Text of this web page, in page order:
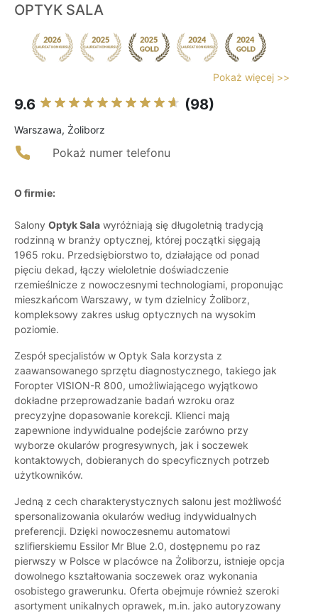
OPTYK SALA
Pokaż więcej >>
9.6 (98)
Warszawa, Żoliborz
Pokaż numer telefonu
O firmie:
Salony Optyk Sala wyróżniają się długoletnią tradycją
rodzinną w branży optycznej, której początki sięgają
1965 roku. Przedsiębiorstwo to, działające od ponad
pięciu dekad, łączy wieloletnie doświadczenie
rzemieślnicze z nowoczesnymi technologiami, proponując
mieszkańcom Warszawy, w tym dzielnicy Żoliborz,
kompleksowy zakres usług optycznych na wysokim
poziomie.
Zespół specjalistów w Optyk Sala korzysta z
zaawansowanego sprzętu diagnostycznego, takiego jak
Foropter VISION-R 800, umożliwiającego wyjątkowo
dokładne przeprowadzanie badań wzroku oraz
precyzyjne dopasowanie korekcji. Klienci mają
zapewnione indywidualne podejście zarówno przy
wyborze okularów progresywnych, jak i soczewek
kontaktowych, dobieranych do specyficznych potrzeb
użytkowników.
Jedną z cech charakterystycznych salonu jest możliwość
spersonalizowania okularów według indywidualnych
preferencji. Dzięki nowoczesnemu automatowi
szlifierskiemu Essilor Mr Blue 2.0, dostępnemu po raz
pierwszy w Polsce w placówce na Żoliborzu, istnieje opcja
dowolnego kształtowania soczewek oraz wykonania
osobistego grawerunku. Oferta obejmuje również szeroki
asortyment unikalnych oprawek, m.in. jako autoryzowany